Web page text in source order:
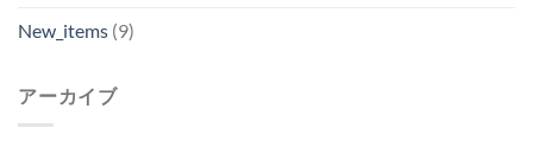
New_items (9)
アーカイブ